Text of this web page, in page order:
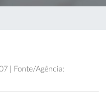
| Fonte/Agência: